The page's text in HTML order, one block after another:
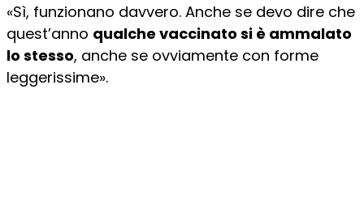
«Sì, funzionano davvero. Anche se devo dire che
quest’anno qualche vaccinato si è ammalato
lo stesso, anche se ovviamente con forme
leggerissime».